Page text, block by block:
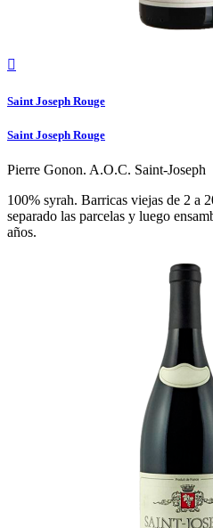

Saint Joseph Rouge
Saint Joseph Rouge
Pierre Gonon. A.O.C. Saint-Joseph
100% syrah. Barricas viejas de 2 a
separado las parcelas y luego
años.